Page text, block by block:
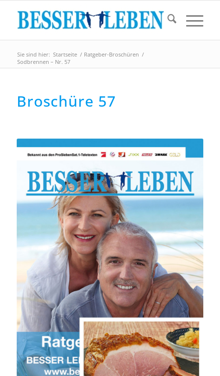
Sie sind hier: Startseite / Ratgeber-Broschüren /
Sodbrennen – Nr. 57
Broschüre 57